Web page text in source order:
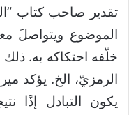
تقدير صاحب كتاب
الموضوع ويتواصلَ
خلّفه احتكاكه به.
الرمزيّ، الخ. يؤكد
يكون التبادل إذًا